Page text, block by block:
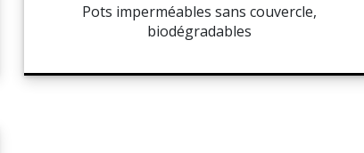
Pots imperméables sans couvercle,
biodégradables